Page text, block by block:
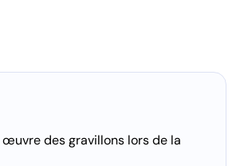
des gravillons lors de la